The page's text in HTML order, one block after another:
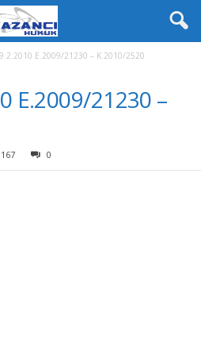
E.2009/21230 – K.2010/2520
E.2009/21230 –
0